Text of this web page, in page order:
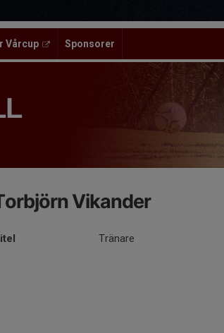
Vårcup Sponsorer
Vikander
Tränare